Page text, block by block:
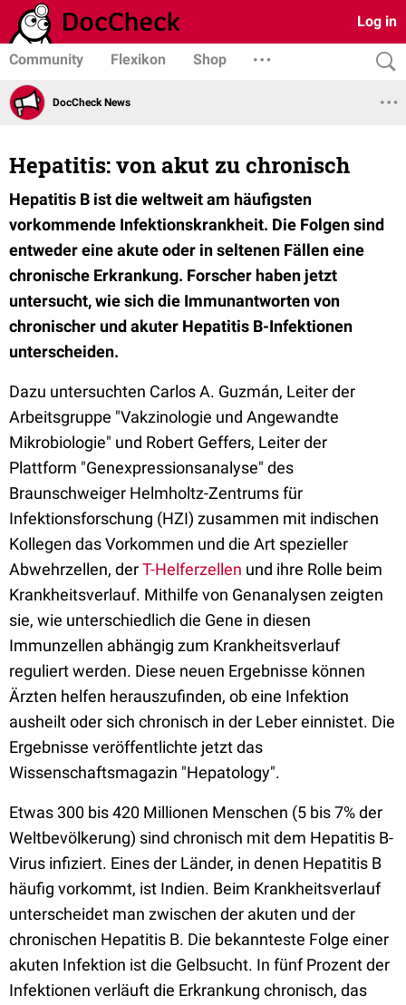
Log in
Community Flexikon Shop
DocCheck News
Hepatitis: von akut zu chronisch
Hepatitis B ist die weltweit am häufigsten
vorkommende Infektionskrankheit. Die Folgen sind
entweder eine akute oder in seltenen Fällen eine
chronische Erkrankung. Forscher haben jetzt
untersucht, wie sich die Immunantworten von
chronischer und akuter Hepatitis B-Infektionen
unterscheiden.
Dazu untersuchten Carlos A. Guzmán, Leiter der
Arbeitsgruppe "Vakzinologie und Angewandte
Mikrobiologie" und Robert Geffers, Leiter der
Plattform "Genexpressionsanalyse" des
Braunschweiger Helmholtz-Zentrums für
Infektionsforschung (HZI) zusammen mit indischen
Kollegen das Vorkommen und die Art spezieller
Abwehrzellen, derT-Helferzellen und ihre Rolle beim
Krankheitsverlauf. Mithilfe von Genanalysen zeigten
sie, wie unterschiedlich die Gene in diesen
Immunzellen abhängig zum Krankheitsverlauf
reguliert werden. Diese neuen Ergebnisse können
Ärzten helfen herauszufinden, ob eine Infektion
ausheilt oder sich chronisch in der Leber einnistet. Die
Ergebnisse veröffentlichte jetzt das
Wissenschaftsmagazin "Hepatology".
Etwas 300 bis 420 Millionen Menschen (5 bis 7% der
Weltbevölkerung) sind chronisch mit dem Hepatitis B-
Virus infiziert. Eines der Länder, in denen Hepatitis B
häufig vorkommt, ist Indien. Beim Krankheitsverlauf
unterscheidet man zwischen der akuten und der
chronischen Hepatitis B. Die bekannteste Folge einer
akuten Infektion ist die Gelbsucht. In fünf Prozent der
Infektionen verläuft die Erkrankung chronisch, das